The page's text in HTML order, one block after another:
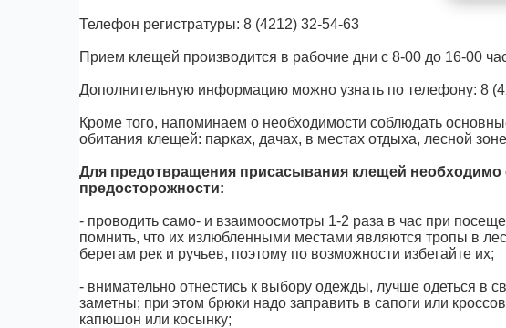
Телефон регистратуры: 8 (4212) 32-54-63
Прием клещей производится в рабочие дни с 8-00 до 16-00
Дополнительную информацию можно узнать по телефону: 8
Кроме того, напоминаем о необходимости соблюдать
обитания клещей: парках, дачах, в местах отдыха, лесной
Для предотвращения присасывания клещей
предосторожности:
- проводить само- и взаимоосмотры 1-2 раза в час при
помнить, что их излюбленными местами являются тропы в
берегам рек и ручьев, поэтому по возможности избегайте их;
- внимательно отнестись к выбору одежды, лучше одеться в
заметны; при этом брюки надо заправить в сапоги или
капюшон или косынку;